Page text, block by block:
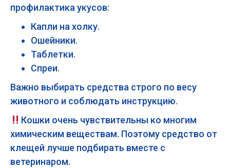
профилактика укусов:
Капли на холку.
Ошейники.
Таблетки.
Спреи.
Важно выбирать средства строго по весу
животного и соблюдать инструкцию.
Кошки очень чувствительны ко многим
химическим веществам. Поэтому средство от
клещей лучше подбирать вместе с
ветеринаром.